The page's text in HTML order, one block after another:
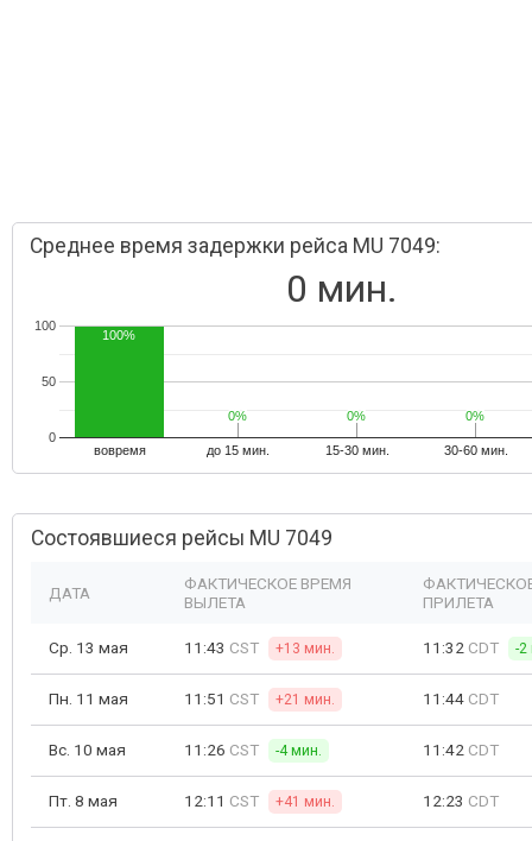
Среднее время задержки рейса MU 7049:
0 мин.
вовремя до 15 мин. 15-30 мин. 30-60 мин.
0
50
100
100%
0%
0% 0%
0% 0%
0%
Состоявшиеся рейсы MU 7049
ДАТА
ФАКТИЧЕСКОЕ ВРЕМЯ
ВЫЛЕТА
ПРИЛЕТА
Ср. 13 мая 11:43 CST +13 мин. 11:32 CDT -2
Пн. 11 мая 11:51 CST +21 мин. 11:44 CDT
Вс. 10 мая 11:26 CST -4 мин. 11:42 CDT
Пт. 8 мая 12:11 CST +41 мин. 12:23 CDT